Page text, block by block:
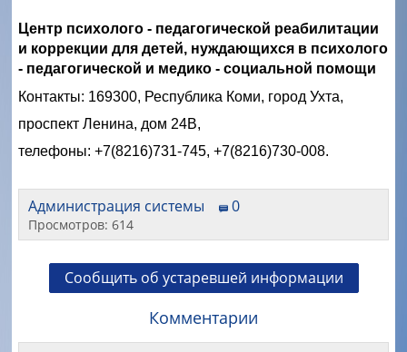
Центр психолого - педагогической реабилитации
и коррекции для детей, нуждающихся в психолого
- педагогической и медико - социальной помощи
Контакты: 169300, Республика Коми, город Ухта,
проспект Ленина, дом 24B,
телефоны: +7(8216)731-745, +7(8216)730-008.
Администрация системы 0
Просмотров: 614
Сообщить об устаревшей информации
Комментарии